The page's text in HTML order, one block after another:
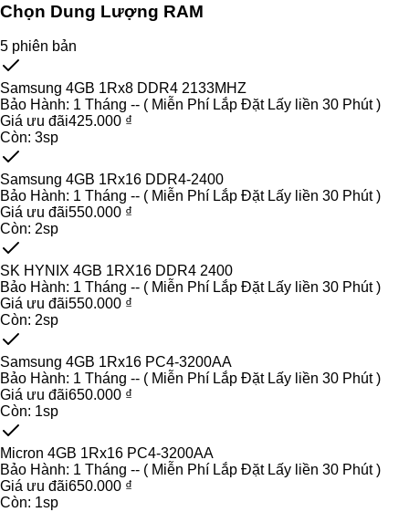
Chọn Dung Lượng RAM
5 phiên bản
Samsung 4GB 1Rx8 DDR4 2133MHZ
Bảo Hành: 1 Tháng -- ( Miễn Phí Lắp Đặt Lấy liền 30 Phút )
Giá ưu đãi425.000 ₫
Còn: 3sp
Samsung 4GB 1Rx16 DDR4-2400
Bảo Hành: 1 Tháng -- ( Miễn Phí Lắp Đặt Lấy liền 30 Phút )
Giá ưu đãi550.000 ₫
Còn: 2sp
SK HYNIX 4GB 1RX16 DDR4 2400
Bảo Hành: 1 Tháng -- ( Miễn Phí Lắp Đặt Lấy liền 30 Phút )
Giá ưu đãi550.000 ₫
Còn: 2sp
Samsung 4GB 1Rx16 PC4-3200AA
Bảo Hành: 1 Tháng -- ( Miễn Phí Lắp Đặt Lấy liền 30 Phút )
Giá ưu đãi650.000 ₫
Còn: 1sp
Micron 4GB 1Rx16 PC4-3200AA
Bảo Hành: 1 Tháng -- ( Miễn Phí Lắp Đặt Lấy liền 30 Phút )
Giá ưu đãi650.000 ₫
Còn: 1sp